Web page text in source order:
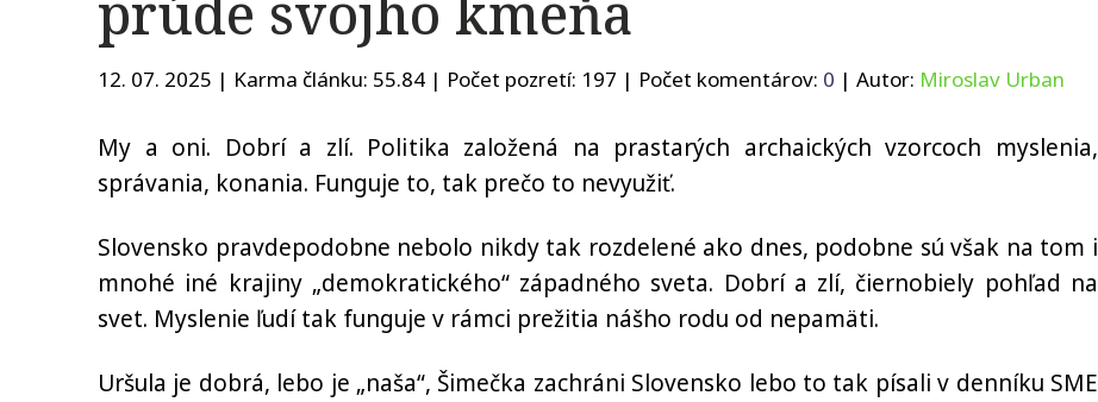
12. 07. 2025 | Karma článku: 55.84 | Počet pozretí: 197 | Počet komentárov: 0 | Autor: Miroslav Urban
My a oni. Dobrí a zlí. Politika založená na prastarých archaických vzorcoch myslenia,
správania, konania. Funguje to, tak prečo to nevyužiť.
Slovensko pravdepodobne nebolo nikdy tak rozdelené ako dnes, podobne sú však na tom i
mnohé iné krajiny „demokratického“ západného sveta. Dobrí a zlí, čiernobiely pohľad na
svet. Myslenie ľudí tak funguje v rámci prežitia nášho rodu od nepamäti.
Uršula je dobrá, lebo je „naša“, Šimečka zachráni Slovensko lebo to tak písali v denníku SME